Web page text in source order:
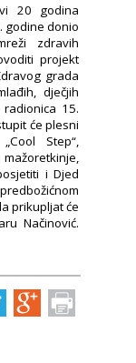
20 godina
godine donio
zdravih
projekt
grada
dječjih
15.
će plesni
Step“,
i Djed
prikupljat će
Načinović.